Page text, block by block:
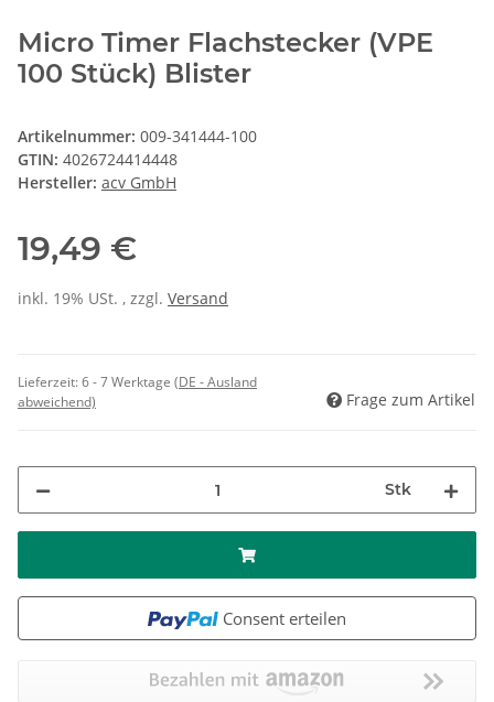
Micro Timer Flachstecker (VPE
100 Stück) Blister
Artikelnummer: 009-341444-100
GTIN: 4026724414448
Hersteller: acv GmbH
19,49 €
inkl. 19% USt. , zzgl. Versand
Lieferzeit:6 - 7 Werktage (DE - Ausland
abweichend)
Frage zum Artikel
Stk
Consent erteilen